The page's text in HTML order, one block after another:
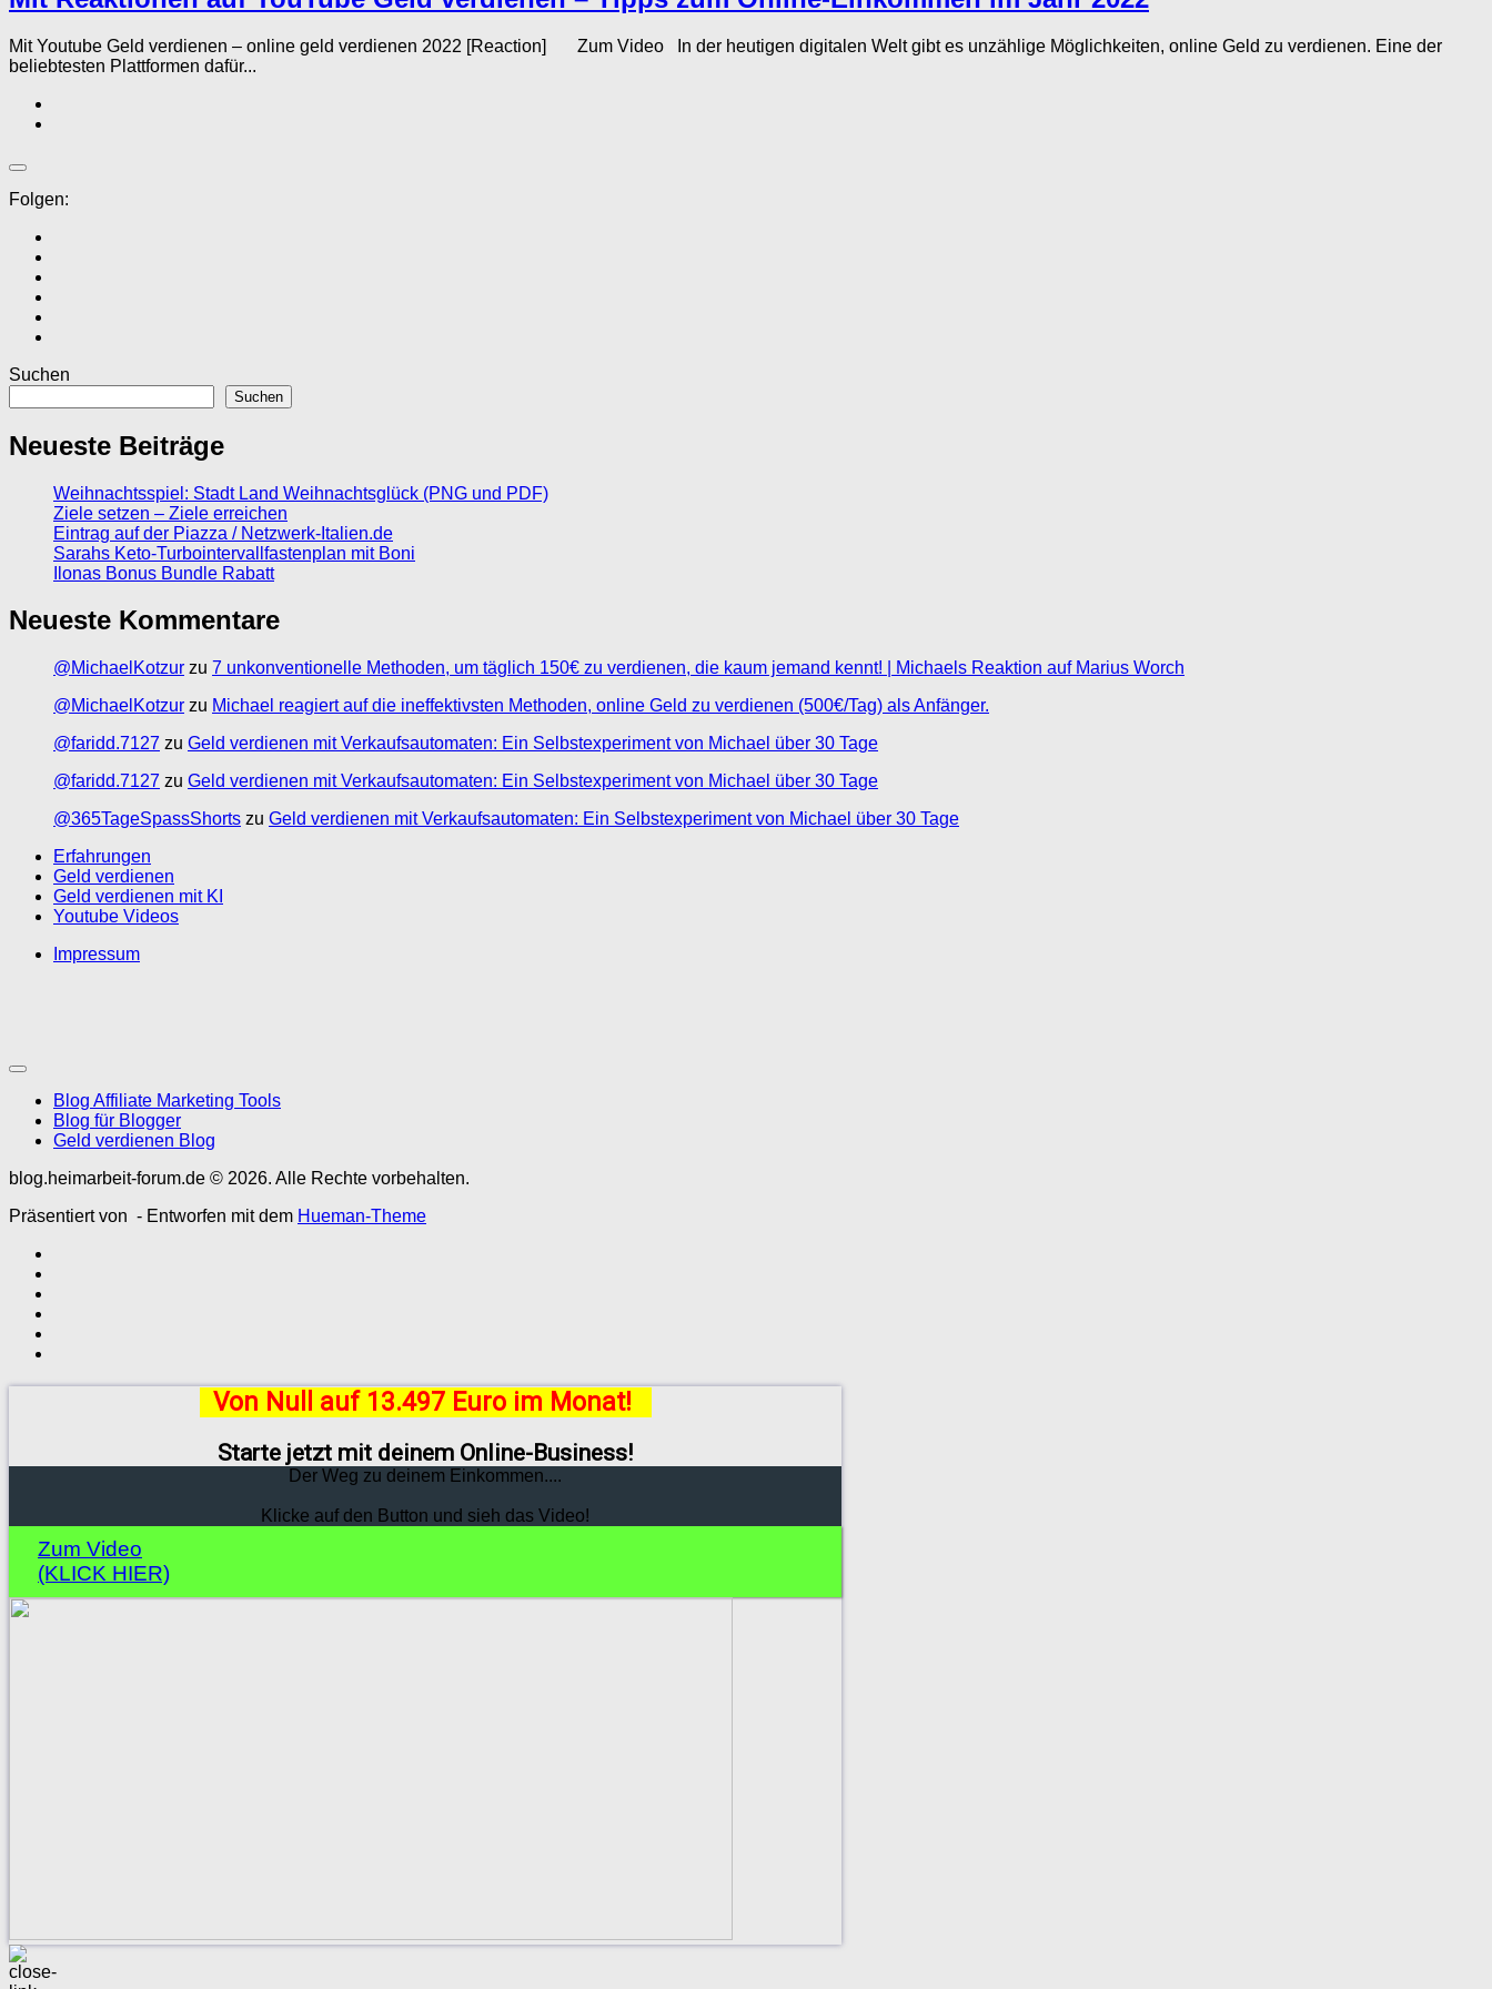
Mit Youtube Geld verdienen – online geld verdienen 2022 [Reaction] Zum Video In der heutigen digitalen Welt gibt es unzählige Möglichkeiten, online Geld zu verdienen. Eine der
beliebtesten Plattformen dafür...
Folgen:
Suchen
Suchen
Neueste Beiträge
Weihnachtsspiel: Stadt Land Weihnachtsglück (PNG und PDF)
Ziele setzen – Ziele erreichen
Eintrag auf der Piazza / Netzwerk-Italien.de
Sarahs Keto-Turbointervallfastenplan mit Boni
Ilonas Bonus Bundle Rabatt
Neueste Kommentare
@MichaelKotzur zu 7 unkonventionelle Methoden, um täglich 150€ zu verdienen, die kaum jemand kennt! | Michaels Reaktion auf Marius Worch
@MichaelKotzur zu Michael reagiert auf die ineffektivsten Methoden, online Geld zu verdienen (500€/Tag) als Anfänger.
@faridd.7127 zu Geld verdienen mit Verkaufsautomaten: Ein Selbstexperiment von Michael über 30 Tage
@faridd.7127 zu Geld verdienen mit Verkaufsautomaten: Ein Selbstexperiment von Michael über 30 Tage
@365TageSpassShorts zu Geld verdienen mit Verkaufsautomaten: Ein Selbstexperiment von Michael über 30 Tage
Erfahrungen
Geld verdienen
Geld verdienen mit KI
Youtube Videos
Impressum
Blog Affiliate Marketing Tools
Blog für Blogger
Geld verdienen Blog
blog.heimarbeit-forum.de © 2026. Alle Rechte vorbehalten.
Präsentiert von - Entworfen mit dem Hueman-Theme
Von Null auf 13.497 Euro im Monat!
Starte jetzt mit deinem Online-Business!
Der Weg zu deinem Einkommen....
Klicke auf den Button und sieh das Video!
Zum Video
(KLICK HIER)